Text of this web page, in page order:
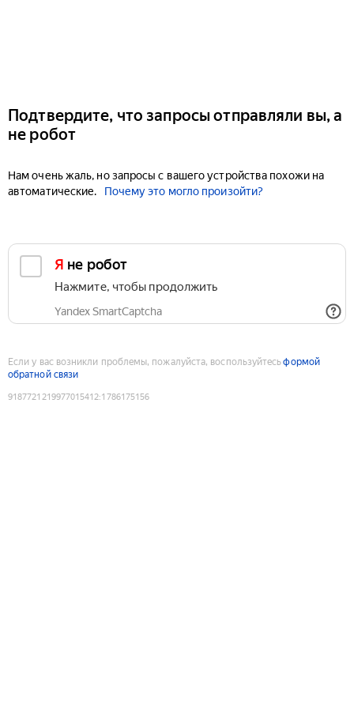
Подтвердите, что запросы отправляли вы, а
не робот
Нам очень жаль, но запросы с вашего устройства похожи на
автоматические.
Почему это могло произойти?
Я не робот
Нажмите, чтобы продолжить
Yandex SmartCaptcha
Если у вас возникли проблемы, пожалуйста, воспользуйтесьформой
обратной связи
9187721219977015412:1786175156